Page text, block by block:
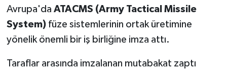
Avrupa'da ATACMS (Army Tactical Missile
System)füze sistemlerinin ortak üretimine
yönelik önemli bir iş birliğine imza attı.
Taraflar arasında imzalanan mutabakat zaptı